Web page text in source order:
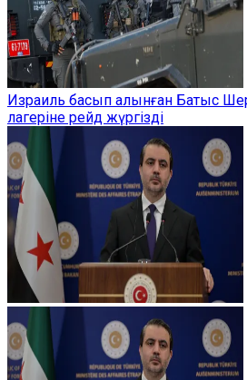
Израиль басып алынған Батыс
лагеріне рейд жүргізді